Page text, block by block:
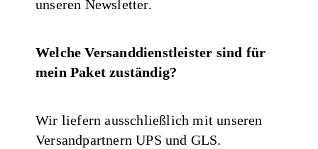
unseren Newsletter.
Welche Versanddienstleister sind für
mein Paket zuständig?
Wir liefern ausschließlich mit unseren
Versandpartnern UPS und GLS.